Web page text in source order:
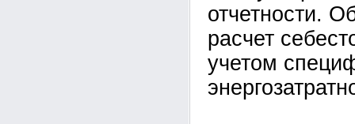
отчетности.
расчет
учетом